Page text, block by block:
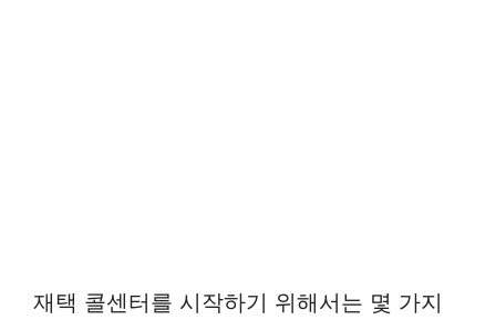
재택 콜센터를 시작하기 위해서는 몇 가지